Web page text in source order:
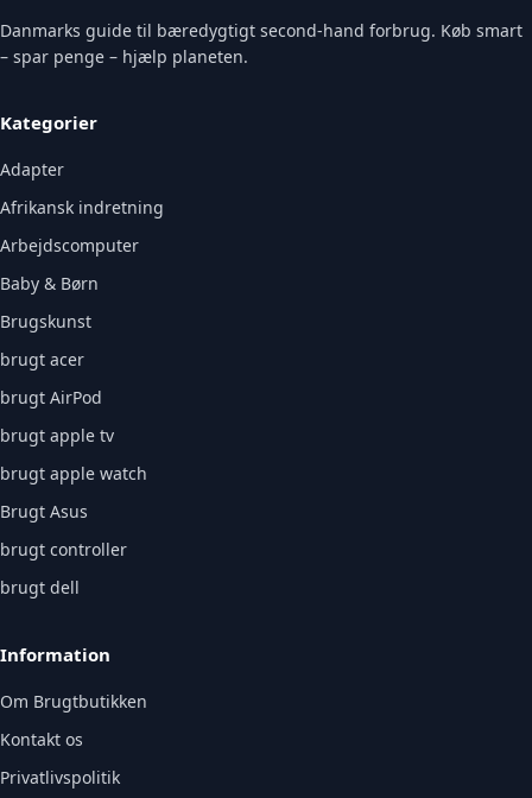
Danmarks guide til bæredygtigt second-hand forbrug. Køb smart
– spar penge – hjælp planeten.
Kategorier
Adapter
Afrikansk indretning
Arbejdscomputer
Baby & Børn
Brugskunst
brugt acer
brugt AirPod
brugt apple tv
brugt apple watch
Brugt Asus
brugt controller
brugt dell
Information
Om Brugtbutikken
Kontakt os
Privatlivspolitik